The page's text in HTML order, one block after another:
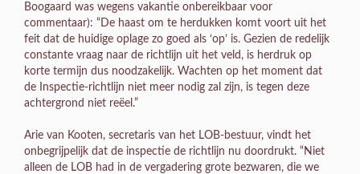
Boogaard was wegens vakantie onbereikbaar voor
commentaar): “De haast om te herdukken komt voort uit het
feit dat de huidige oplage zo goed als ‘op’ is. Gezien de redelijk
constante vraag naar de richtlijn uit het veld, is herdruk op
korte termijn dus noodzakelijk. Wachten op het moment dat
de Inspectie-richtlijn niet meer nodig zal zijn, is tegen deze
achtergrond niet reëel.”
Arie van Kooten, secretaris van het LOB-bestuur, vindt het
onbegrijpelijk dat de inspectie de richtlijn nu doordrukt. “Niet
alleen de LOB had in de vergadering grote bezwaren, die we